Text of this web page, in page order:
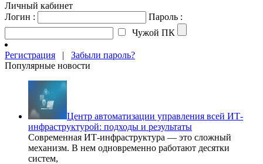
Личный кабинет
Логин :
Пароль :
Чужой ПК
Регистрация | Забыли пароль?
Популярные новости
Центр автоматизации управления всей ИТ-
инфраструктурой: подходы и результаты
Современная ИТ-инфраструктура — это сложный
механизм. В нем одновременно работают десятки
систем,